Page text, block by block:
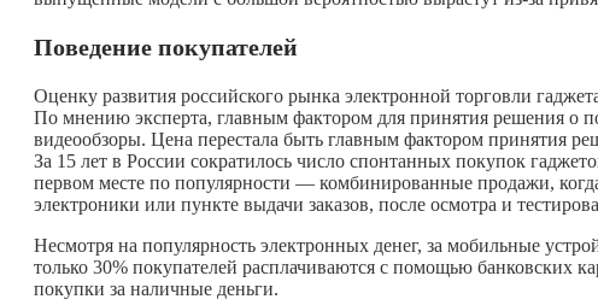
Поведение покупателей
Оценку развития российского рынка электронной торговли
По мнению эксперта, главным фактором для принятия решения о
видеообзоры. Цена перестала быть главным фактором принятия
За 15 лет в России сократилось число спонтанных покупок
первом месте по популярности — комбинированные продажи,
электроники или пункте выдачи заказов, после осмотра и
Несмотря на популярность электронных денег, за мобильные
только 30% покупателей расплачиваются с помощью банковских
покупки за наличные деньги.